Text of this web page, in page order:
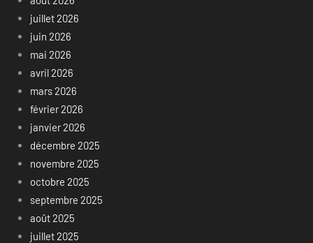
juillet 2026
juin 2026
mai 2026
avril 2026
mars 2026
février 2026
janvier 2026
décembre 2025
novembre 2025
octobre 2025
septembre 2025
août 2025
juillet 2025